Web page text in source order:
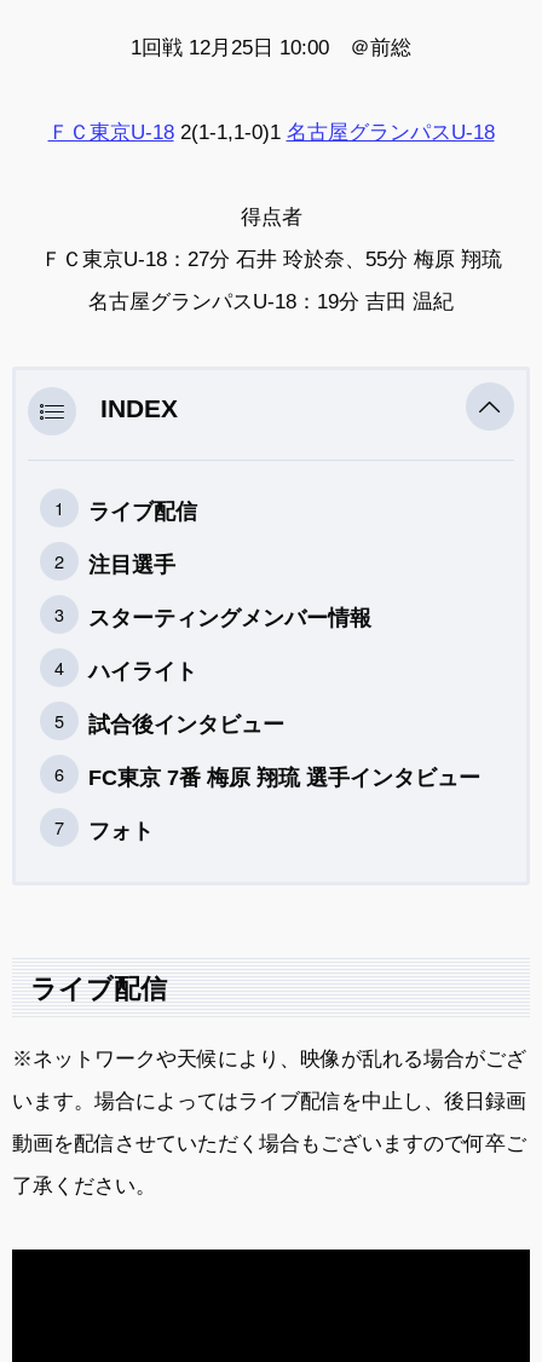
1回戦 12月25日 10:00 ＠前総
ＦＣ東京U-182(1-1,1-0)1 名古屋グランパスU-18
得点者
ＦＣ東京U-18：27分 石井 玲於奈、55分 梅原 翔琉
名古屋グランパスU-18：19分 吉田 温紀
INDEX
ライブ配信
注目選手
スターティングメンバー情報
ハイライト
試合後インタビュー
FC東京 7番 梅原 翔琉 選手インタビュー
フォト
ライブ配信
※ネットワークや天候により、映像が乱れる場合がござ
います。場合によってはライブ配信を中止し、後日録画
動画を配信させていただく場合もございますので何卒ご
了承ください。